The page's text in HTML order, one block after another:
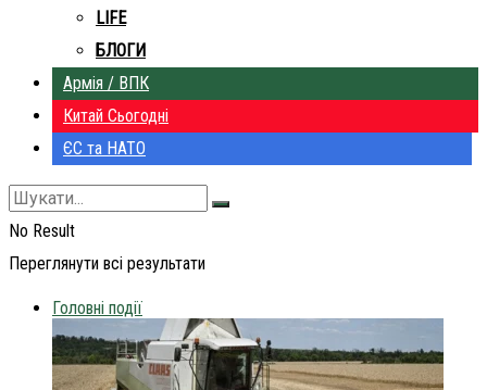
LIFE
БЛОГИ
Армія / ВПК
Китай Сьогодні
ЄС та НАТО
No Result
Переглянути всі результати
Головні події